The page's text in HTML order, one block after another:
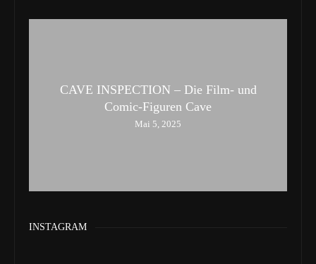
CAVE INSPECTION – Die Film- und
Comic-Figuren Cave
Mai 5, 2025
INSTAGRAM